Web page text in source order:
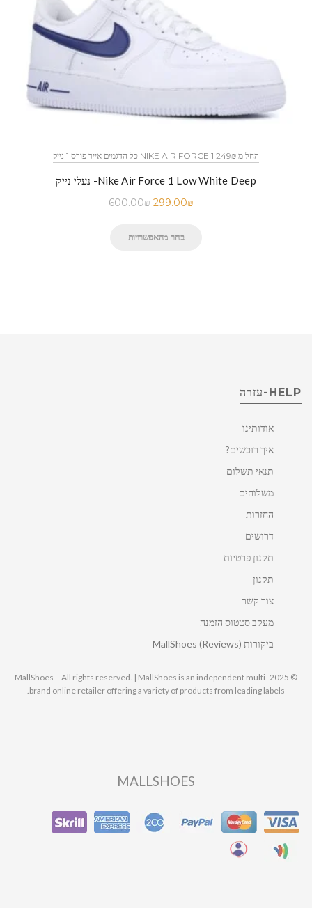
כל הדגמים אייר פורס 1 נייק NIKE AIR FORCE 1 החל מ 249₪
נעלי נייק -Nike Air Force 1 Low White Deep
600.00₪ 299.00₪
בחר מהאפשרויות
HELP-עזרה
אודותינו
איך רוכשים?
תנאי תשלום
משלוחים
החזרות
דרושים
תקנון פרטיות
תקנון
צור קשר
מעקב סטטוס הזמנה
ביקורות MallShoes (Reviews)
© 2025 MallShoes – All rights reserved. | MallShoes is an independent multi-
brand online retailer offering a variety of products from leading labels.
MALLSHOES